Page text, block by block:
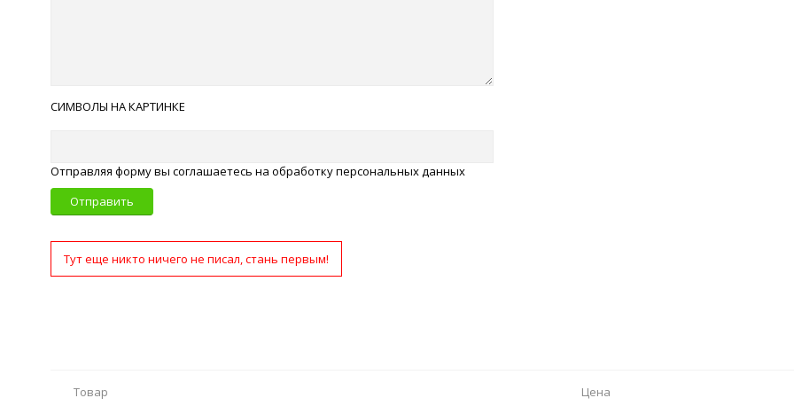
СИМВОЛЫ НА КАРТИНКЕ
Отправляя форму вы соглашаетесь на обработку персональных данных
Отправить
Тут еще никто ничего не писал, стань первым!
Товар Цена